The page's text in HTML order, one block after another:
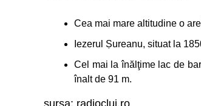
Cea mai mare altitudine o
Iezerul Ṣureanu, situat la
Cel mai la înălţime lac de
înalt de 91 m.
sursa: radiocluj.ro